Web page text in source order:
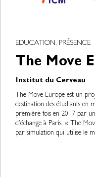
EDUCATION, PRÉSENCE
The Move
Institut du Cerveau
The Move Europe est un
destination des étudiants en
première fois en 2017 par
d’échange à Paris. « The
par simulation qui utilise le